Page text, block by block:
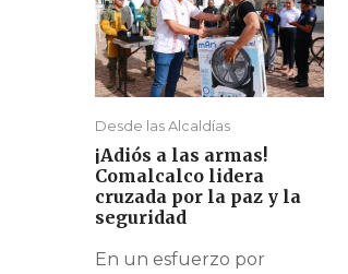
Desde las Alcaldías
¡Adiós a las armas!
Comalcalco lidera
cruzada por la paz y la
seguridad
En un esfuerzo por